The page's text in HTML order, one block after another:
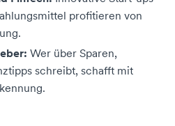
profitieren von
Wer über Sparen,
schreibt, schafft mit